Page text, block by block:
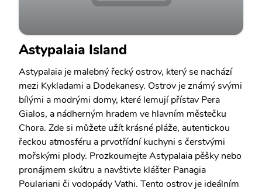
Astypalaia Island
Astypalaia je malebný řecký ostrov, který se nachází
mezi Kykladami a Dodekanesy. Ostrov je známý svými
bílými a modrými domy, které lemují přístav Pera
Gialos, a nádherným hradem ve hlavním městečku
Chora. Zde si můžete užít krásné pláže, autentickou
řeckou atmosféru a prvotřídní kuchyni s čerstvými
mořskými plody. Prozkoumejte Astypalaia pěšky nebo
pronájmem skútru a navštivte klášter Panagia
Poulariani či vodopády Vathi. Tento ostrov je ideálním